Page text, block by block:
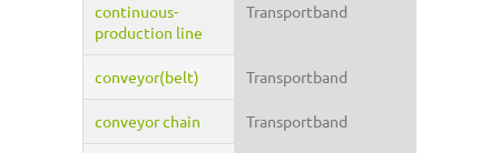
continuous-
production line
Transportband
conveyor(belt) Transportband
conveyor chain Transportband